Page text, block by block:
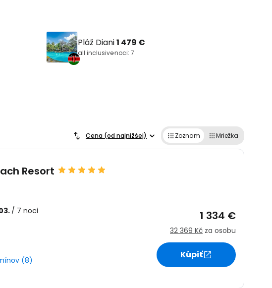
Pláž Diani1 479 €
all inclusivenoci: 7
Cena (od najnižšej) Zoznam Mriežka
Resort
/ 7 noci
(8)
1 334 €
32 369 Kč za osobu
Kúpiť